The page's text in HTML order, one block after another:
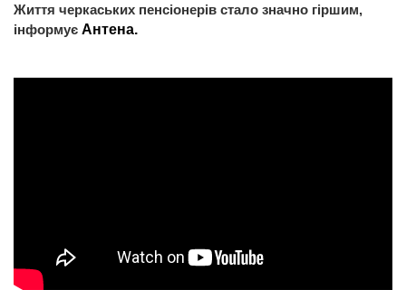
Життя черкаських пенсіонерів стало значно гіршим,
інформує Антена.